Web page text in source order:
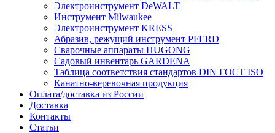
Электроинструмент DeWALT
Инструмент Milwaukee
Электроинструмент KRESS
Абразив, режущий инструмент PFERD
Сварочные аппараты HUGONG
Садовый инвентарь GARDENA
Таблица соответствия стандартов DIN ГОСТ ISO
Канатно-веревочная продукция
Оплата/доставка из России
Доставка
Контакты
Статьи